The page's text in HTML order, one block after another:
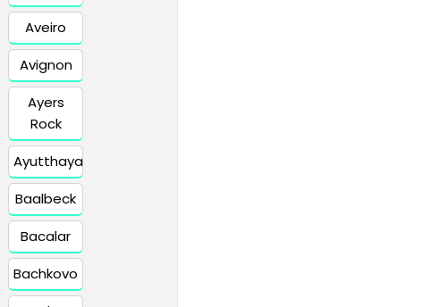
Aveiro
Avignon
Ayers
Rock
Ayutthaya
Baalbeck
Bacalar
Bachkovo